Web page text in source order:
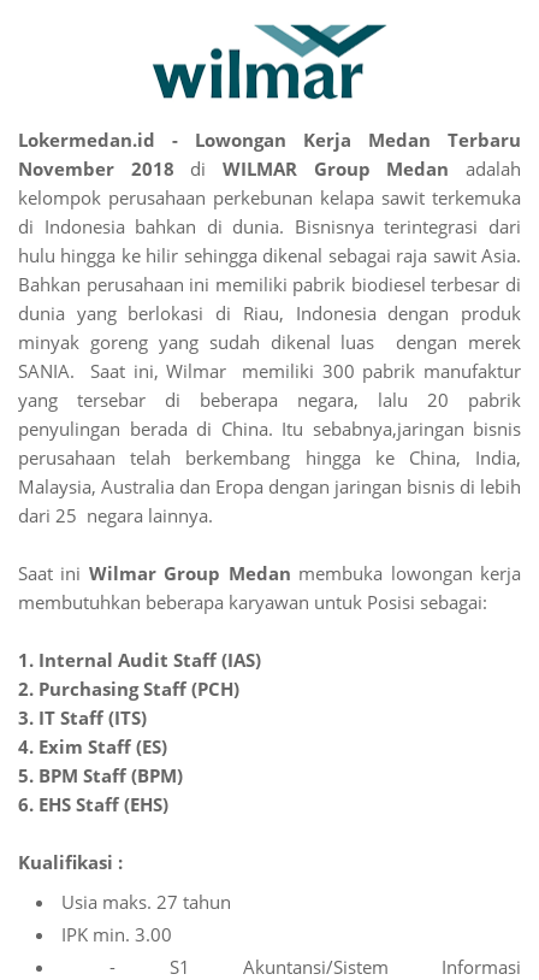
Lokermedan.id - Lowongan Kerja Medan Terbaru
November 2018 diWILMAR Group Medanadalah
kelompok perusahaan perkebunan kelapa sawit terkemuka
di Indonesia bahkan di dunia. Bisnisnya terintegrasi dari
hulu hingga ke hilir sehingga dikenal sebagai raja sawit Asia.
Bahkan perusahaan ini memiliki pabrik biodiesel terbesar di
dunia yang berlokasi di Riau, Indonesia dengan produk
minyak goreng yang sudah dikenal luas dengan merek
SANIA. Saat ini, Wilmar memiliki 300 pabrik manufaktur
yang tersebar di beberapa negara, lalu 20 pabrik
penyulingan berada di China. Itu sebabnya,jaringan bisnis
perusahaan telah berkembang hingga ke China, India,
Malaysia, Australia dan Eropa dengan jaringan bisnis di lebih
dari 25 negara lainnya.
Saat ini Wilmar Group Medan membuka lowongan kerja
membutuhkan beberapa karyawan untuk Posisi sebagai:
1. Internal Audit Staff (IAS)
2. Purchasing Staff (PCH)
3. IT Staff (ITS)
4. Exim Staff (ES)
5. BPM Staff (BPM)
6. EHS Staff (EHS)
Kualifikasi :
Usia maks. 27 tahun
IPK min. 3.00
- S1 Akuntansi/Sistem Informasi